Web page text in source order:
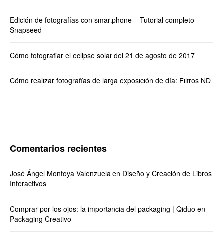
Edición de fotografías con smartphone – Tutorial completo
Snapseed
Cómo fotografiar el eclipse solar del 21 de agosto de 2017
Cómo realizar fotografías de larga exposición de día: Filtros ND
Comentarios recientes
José Ángel Montoya Valenzuela en Diseño y Creación de Libros
Interactivos
Comprar por los ojos: la importancia del packaging | Qiduo en
Packaging Creativo